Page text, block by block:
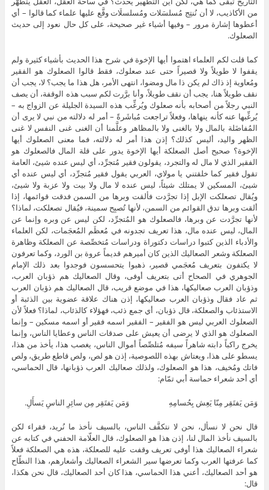
من الأكاذيب، لا أن نُنتِج مُسلسَلات ومُسلسلَات وقَّع عليها علماء كما قالوا – أي
أعطوها إشارة مرور – وفيها أشياء غير صحيحة، على كل حال نعود إلى حديث
الصعلوك.
كما قلت لكم العلماء اهتموا أيها الإخوة في شرح هذا الحديث بأشياء كثيرة ولم
يقفوا لا طويلاً ولا قصيراً حتى عند صعلوك، فقط قالوا الصعلوك هو الفقير
ومُعاوية إذ ذاك لم يكن ذا مال ومضوا، انتهى الأمر، هل هذا ما يجب؟ لا، يجب أن
نقف طويلاً هنا، يجب أن نقف طويلاً، وأنا برَّرت لكم سبب هذه الوقفة، أن يصف
النبي رجلاً من أصحابه بأنه صعلوك ويُرغِّب هذه السيدة الجليلة عن الزواج به –
يُرغِّبها عنه كأنه ينهاها، وفعلاً تراجعت مُباشَرةً – أمر له دلالته من نبي لا يرى أن
المُفاضَلة بالمال ولا بالغنى ولا بالمظاهر وعلَّمنا أن الغنى غنى النفس لا غنى
الظهر واليد، أليس كذلك؟ إذن هذا أمر له دلالته، فما معنى الصعلوك أيها
الإخوة؟ صحيح أصل الصعلكة أيها الإخوة يدور على قلة المال فالصعلوك هو
الفقير الذي لا مال له والتجرد، يقولون فقير مُتجرِّد، أي ليس عنده شيئ، العامة
تقول فقير كما خلقتني يا مولاي، العربي يقول فقير مُتجرِّد، أي ليس عنده أي
شيئ، المسكين لا يمتلك شيئاً، ليس عنده لا مال ولا بيت ولا عزبة ولا شيئ،
ويُقال تصعلكت الإبل إذا تجرَّدت فألقت وبرها من السمن فدقت قوائمها، إذا
ألقت وبرها تدق القوائم من السمن، لأنها تُصبِح سمينة، فيُقال تصعلكت، لماذا؟
لأنها تجرَّدت عن وبرها، فالصعلوك هو المُتجرِّد، لكن ليس عن وبره وإنما عن
المال، ليس عنده مال، هذا تعريف تجدونه في مُعظَم المُعجَمات، لكن العلماء
والأدباء الذين كتبوا دراسات دكتوراة ودراسات مُتخصِّصة عن الصعلكة وظاهرة
الصعلكة وشعر الصعاليك الذين كان أميرهم قديماً عروة بن الورد، وكما تعرفون
لا يكتفون بتعريف مُعجَمي قصير، ذهبوا يتحسسون فوجدوا بعد ذلك الإمام
الجوهري في الصحاح أتى بتعريف أوفى، وقال الصعاليك هم ذؤبان العرب،
وذؤبان العرب صعاليكها، هذا في موضع قريب، قال الصعاليك هم ذؤبان العرب
ثم عاد فقال وذؤبان العرب صعاليكها، إذن هناك علاقة عضوية بين الذئبة أو
الاستذئاب والصعلكة، قال ذؤبان، أي جمع ذئب، فهؤلاء كالذئاب، لماذا؟ فعلاً لأن
الصعلوك العربي ليس هو الفقير – الفقير اسمه فقير أو اسمه مسكين – وإنما
الصعلوك هو الذي لا يرضى أن يعيش على صدقات الناس وعطايا الناس، وإنما
يخرج راكباً دابته شاهراً سيفه مُتلصِّصاً أموال الناس، يغصب هذا، يأخذ من هذا،
يسطو على هذا، ويعتاش بهذه اللصوصية، إذن هو لص، ولص قاطع طريق، ولص
فاتك ومُخيف، هذا هو الصعلوك، ولذلك صعاليك العرب ذؤبانها، قال الحماسي،
أي أحد شعراء حماسة أبي تمّام:
وَمَن يَفتَقِر مِنّا يَعِش بِحُسامِهِ وَمَن يَفتَقِر مِن سائِرِ الناسِ يَسأَلِ.
قال نحن لا نسأل، نحن لا نتكفَّف الناس، بالسيف نأخذ ما نُريد، فقراء لكن
بالسيف نأخذ المال لنا، إذن هذا هو الصعلوك، قال العلّامة الحفني في كتابه عن
شعراء الصعاليك هذا أوفى تعريف وقفت عليه للصعلكة، هذه هي الصعلكة فعلاً
كما عرفتها العرب وكما تعرضها سير الشعراء الصعاليك وأشعارهم، هذا النطّاح
هو أحد الصعاليك، أعني هذا الحماسي، هذا كان أحد الصعاليك، قال نحن هكذا،
قال: